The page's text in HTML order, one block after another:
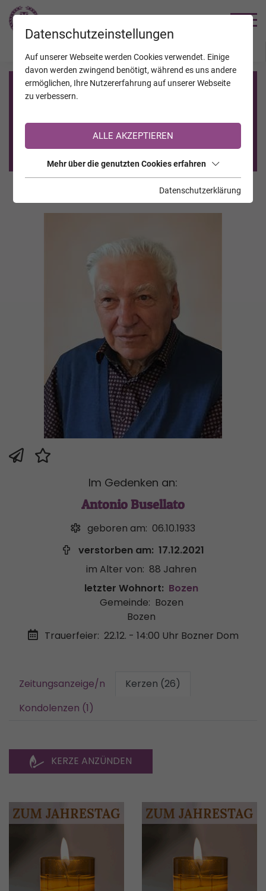
Registrierung auf TrauerHilfe.it
Sie sind noch nicht auf TrauerHilfe.it registriert?
>> zur kostenlosen Registrierung <<
Im Gedenken an:
Antonio Busellato
geboren am: 06.10.1933
verstorben am: 17.12.2021
im Alter von: 88 Jahren
letzter Wohnort: Bozen
Gemeinde: Bozen
Bozen
Trauerfeier: 22.12. - 14:00 Uhr Bozner Dom
Zeitungsanzeige/n
Kerzen (26)
Kondolenzen (1)
KERZE ANZÜNDEN
Datenschutzeinstellungen
Auf unserer Webseite werden Cookies verwendet. Einige
davon werden zwingend benötigt, während es uns andere
ermöglichen, Ihre Nutzererfahrung auf unserer Webseite
zu verbessern.
ALLE AKZEPTIEREN
Mehr über die genutzten Cookies erfahren
Datenschutzerklärung
JAHRESTAGE KALENDER VERSTORBENE